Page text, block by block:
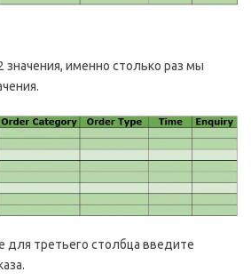
значения, именно столько раз мы
для третьего столбца введите